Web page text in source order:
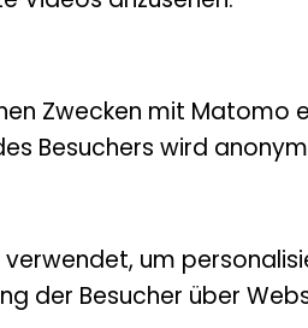
Zwecken mit Matomo
Besuchers wird
um
der Besucher über